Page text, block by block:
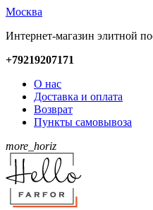
Москва
Интернет-магазин элитной
+79219207171
О нас
Доставка и оплата
Возврат
Пункты самовывоза
more_horiz